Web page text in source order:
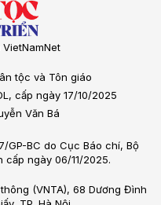
tộc và Tôn giáo
cấp ngày 17/10/2025
Văn Bá
GP-BC do Cục Báo chí, Bộ
ngày 06/11/2025.
(VNTA), 68 Dương Đình